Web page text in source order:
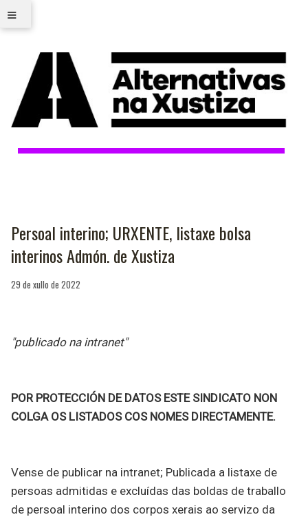
≡
Persoal interino; URXENTE, listaxe bolsa
interinos Admón. de Xustiza
29 de xullo de 2022
"publicado na intranet"
POR PROTECCIÓN DE DATOS ESTE SINDICATO NON
COLGA OS LISTADOS COS NOMES DIRECTAMENTE.
Vense de publicar na intranet; Publicada a listaxe de
persoas admitidas e excluídas das boldas de traballo
de persoal interino dos corpos xerais ao servizo da